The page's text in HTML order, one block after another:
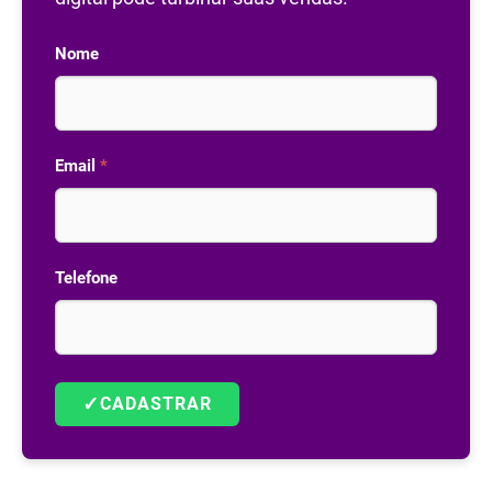
Nome
Email *
Telefone
✓CADASTRAR